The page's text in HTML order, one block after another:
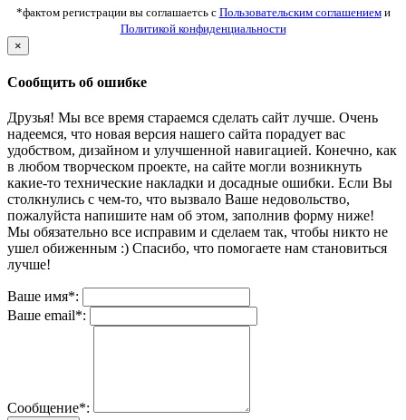
*фактом регистрации вы соглашаетсь с Пользовательским соглашениеми
Политикой конфиденциальности
×
Сообщить об ошибке
Друзья! Мы все время стараемся сделать сайт лучше. Очень
надеемся, что новая версия нашего сайта порадует вас
удобством, дизайном и улучшенной навигацией. Конечно, как
в любом творческом проекте, на сайте могли возникнуть
какие-то технические накладки и досадные ошибки. Если Вы
столкнулись с чем-то, что вызвало Ваше недовольство,
пожалуйста напишите нам об этом, заполнив форму ниже!
Мы обязательно все исправим и сделаем так, чтобы никто не
ушел обиженным :) Спасибо, что помогаете нам становиться
лучше!
Ваше имя*:
Ваше email*:
Сообщение*: